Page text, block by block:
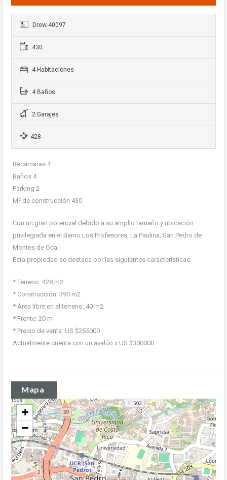
Drew-40097
430
4 Habitaciones
4 Baños
2 Garajes
428
Recámaras 4
Baños 4
Parking 2
M² de construcción 430
Con un gran potencial debido a su amplio tamaño y ubicación
privilegiada en el Barrio Los Profesores, La Paulina, San Pedro de
Montes de Oca.
Esta propiedad se destaca por las siguientes características:
* Terreno: 428 m2
* Construcción: 390 m2
* Área libre en el terreno: 40 m2
* Frente: 20 m
* Precio de venta: US $255000
Actualmente cuenta con un avalúo x US $300000
Mapa
+
−